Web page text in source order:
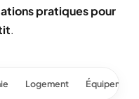
pratiques pour
.
Logement